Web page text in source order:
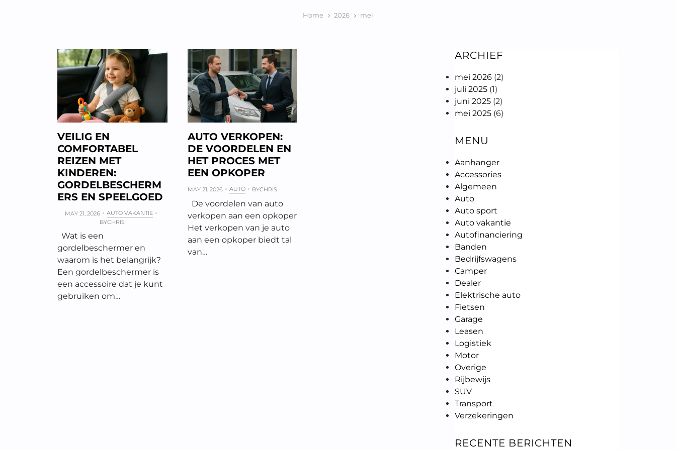
Home 2026 mei
VEILIG EN
COMFORTABEL
REIZEN MET
KINDEREN:
GORDELBESCHERM
ERS EN SPEELGOED
MAY 21, 2026
AUTO VAKANTIE
BYCHRIS
Wat is een
gordelbeschermer en
waarom is het belangrijk?
Een gordelbeschermer is
een accessoire dat je kunt
gebruiken om…
AUTO VERKOPEN:
DE VOORDELEN EN
HET PROCES MET
EEN OPKOPER
MAY 21, 2026 AUTO BYCHRIS
De voordelen van auto
verkopen aan een opkoper
Het verkopen van je auto
aan een opkoper biedt tal
van…
ARCHIEF
mei 2026 (2)
juli 2025 (1)
juni 2025 (2)
mei 2025 (6)
MENU
Aanhanger
Accessories
Algemeen
Auto
Auto sport
Auto vakantie
Autofinanciering
Banden
Bedrijfswagens
Camper
Dealer
Elektrische auto
Fietsen
Garage
Leasen
Logistiek
Motor
Overige
Rijbewijs
SUV
Transport
Verzekeringen
RECENTE BERICHTEN